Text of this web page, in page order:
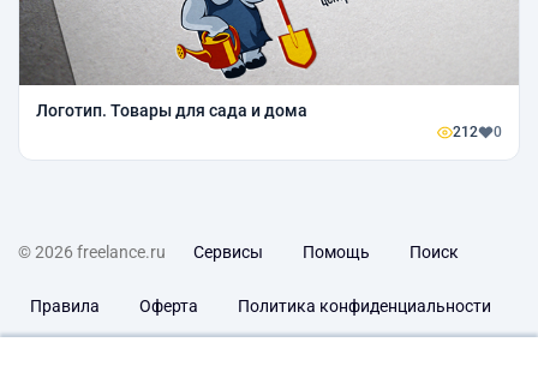
Логотип. Товары для сада и дома
212 0
© 2026 freelance.ru Сервисы Помощь Поиск
Правила Оферта Политика конфиденциальности